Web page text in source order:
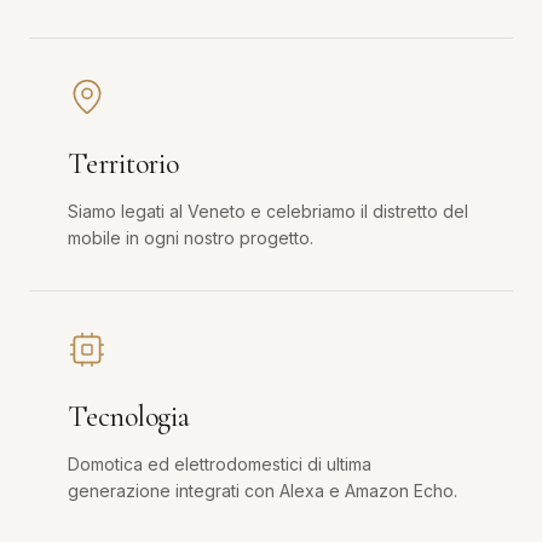
Territorio
Siamo legati al Veneto e celebriamo il distretto del
mobile in ogni nostro progetto.
Tecnologia
Domotica ed elettrodomestici di ultima
generazione integrati con Alexa e Amazon Echo.